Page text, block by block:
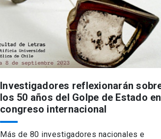
Investigadores reflexionarán
los 50 años del Golpe de Estado en
congreso internacional
Más de 80 investigadores nacionales e